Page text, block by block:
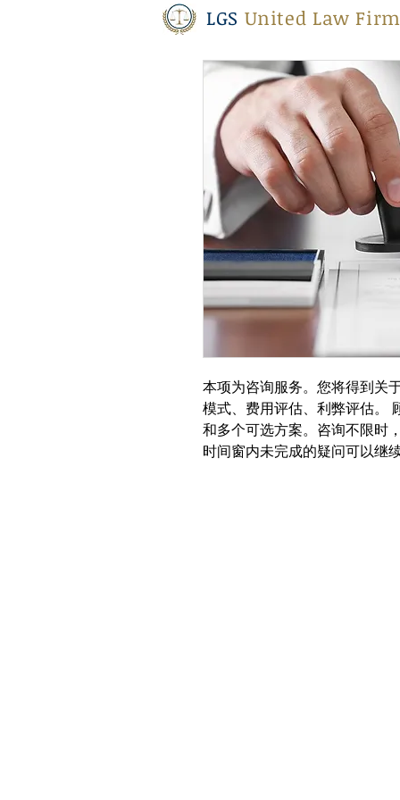
LGS United Law
本项为咨询服务。您将得到关
模式、费用评估、利弊评估。
和多个可选方案。咨询不限时
时间窗内未完成的疑问可以继